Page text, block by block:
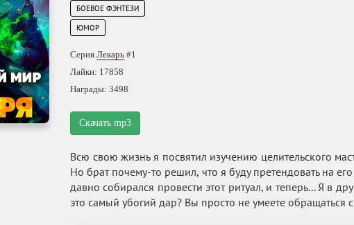
БОЕВОЕ ФЭНТЕЗИ
ЮМОР
Серия Лекарь #1
Лайки: 17858
Награды: 3498
Скачать mp3
Всю свою жизнь я посвятил изучению целительского
Но брат почему-то решил, что я буду претендовать на
давно собирался провести этот ритуал, и теперь... Я в
это самый убогий дар? Вы просто не умеете обращаться